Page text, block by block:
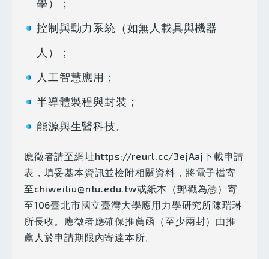
學）；
控制與動力系統（如無人載具與機器
人）；
人工智慧應用；
半導體製程與封裝；
能源與生醫科技。
應徵者請至網址https://reurl.cc/3ejAaj下載申請
表 ，填妥基本資訊並檢附相關資料， 將電子檔寄
至chiweiliu@ntu.edu.tw或紙本
（郵戳為憑）寄
至106臺北市國立臺灣大學應用力學研究所陳瑞琳
所長收。應徵者應確保推薦函（至少兩封）由推
薦人於申請期限內寄達本所。